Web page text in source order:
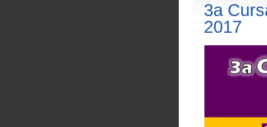
3a
2017